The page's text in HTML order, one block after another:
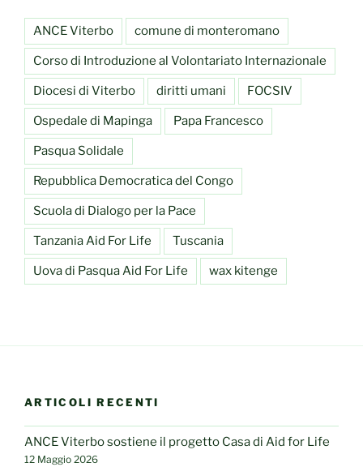
ANCE Viterbo comune di monteromano
Corso di Introduzione al Volontariato Internazionale
Diocesi di Viterbo diritti umani FOCSIV
Ospedale di Mapinga Papa Francesco
Pasqua Solidale
Repubblica Democratica del Congo
Scuola di Dialogo per la Pace
Tanzania Aid For Life Tuscania
Uova di Pasqua Aid For Life wax kitenge
ARTICOLI RECENTI
ANCE Viterbo sostiene il progetto Casa di Aid for Life
12 Maggio 2026